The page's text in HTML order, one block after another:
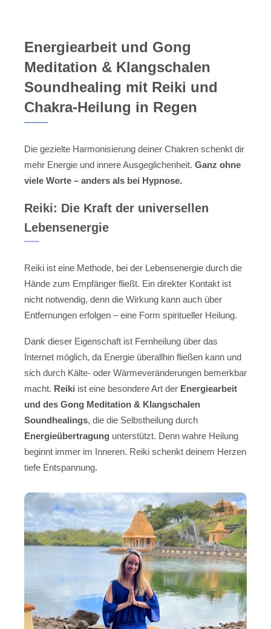
Energiearbeit und Gong
Meditation & Klangschalen
Soundhealing mit Reiki und
Chakra-Heilung in Regen
Die gezielte Harmonisierung deiner Chakren schenkt dir
mehr Energie und innere Ausgeglichenheit. Ganz ohne
viele Worte – anders als bei Hypnose.
Reiki: Die Kraft der universellen
Lebensenergie
Reiki ist eine Methode, bei der Lebensenergie durch die
Hände zum Empfänger fließt. Ein direkter Kontakt ist
nicht notwendig, denn die Wirkung kann auch über
Entfernungen erfolgen – eine Form spiritueller Heilung.
Dank dieser Eigenschaft ist Fernheilung über das
Internet möglich, da Energie überallhin fließen kann und
sich durch Kälte- oder Wärmeveränderungen bemerkbar
macht. Reiki ist eine besondere Art der Energiearbeit
und des Gong Meditation & Klangschalen
Soundhealings, die die Selbstheilung durch
Energieübertragung unterstützt. Denn wahre Heilung
beginnt immer im Inneren. Reiki schenkt deinem Herzen
tiefe Entspannung.